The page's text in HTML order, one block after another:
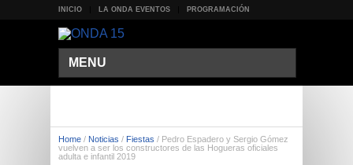
INICIO LA ONDA EVENTOS PROGRAMACIÓN
MENU
Home / Noticias / Fiestas / Pedro Espadero y Sergio Gómez
vuelven a ser los constructores de las Hogueras oficiales
adulta e infantil 2019